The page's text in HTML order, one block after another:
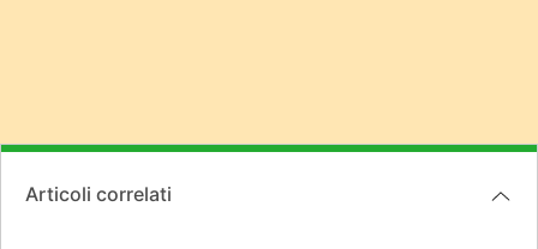
Articoli correlati